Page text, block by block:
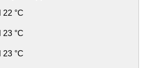
22 °C
23 °C
23 °C